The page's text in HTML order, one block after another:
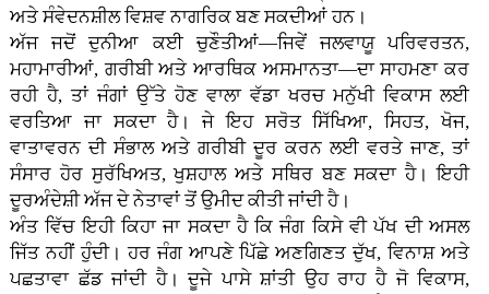
ਅਤੇ ਸੰਵੇਦਨਸ਼ੀਲ ਵਿਸ਼ਵ ਨਾਗਰਿਕ ਬਣ ਸਕਦੀਆਂ ਹਨ।
ਅੱਜ ਜਦੋਂ ਦੁਨੀਆ ਕਈ ਚੁਣੌਤੀਆਂ—ਜਿਵੇਂ ਜਲਵਾਯੂ ਪਰਿਵਰਤਨ,
ਮਹਾਮਾਰੀਆਂ, ਗਰੀਬੀ ਅਤੇ ਆਰਥਿਕ ਅਸਮਾਨਤਾ—ਦਾ ਸਾਹਮਣਾ ਕਰ
ਰਹੀ ਹੈ, ਤਾਂ ਜੰਗਾਂ ਉੱਤੇ ਹੋਣ ਵਾਲਾ ਵੱਡਾ ਖਰਚ ਮਨੁੱਖੀ ਵਿਕਾਸ ਲਈ
ਵਰਤਿਆ ਜਾ ਸਕਦਾ ਹੈ। ਜੇ ਇਹ ਸਰੋਤ ਸਿੱਖਿਆ, ਸਿਹਤ, ਖੋਜ,
ਵਾਤਾਵਰਨ ਦੀ ਸੰਭਾਲ ਅਤੇ ਗਰੀਬੀ ਦੂਰ ਕਰਨ ਲਈ ਵਰਤੇ ਜਾਣ, ਤਾਂ
ਸੰਸਾਰ ਹੋਰ ਸੁਰੱਖਿਅਤ, ਖੁਸ਼ਹਾਲ ਅਤੇ ਸਥਿਰ ਬਣ ਸਕਦਾ ਹੈ। ਇਹੀ
ਦੂਰਅੰਦੇਸ਼ੀ ਅੱਜ ਦੇ ਨੇਤਾਵਾਂ ਤੋਂ ਉਮੀਦ ਕੀਤੀ ਜਾਂਦੀ ਹੈ।
ਅੰਤ ਵਿੱਚ ਇਹੀ ਕਿਹਾ ਜਾ ਸਕਦਾ ਹੈ ਕਿ ਜੰਗ ਕਿਸੇ ਵੀ ਪੱਖ ਦੀ ਅਸਲ
ਜਿੱਤ ਨਹੀਂ ਹੁੰਦੀ। ਹਰ ਜੰਗ ਆਪਣੇ ਪਿੱਛੇ ਅਣਗਿਣਤ ਦੁੱਖ, ਵਿਨਾਸ਼ ਅਤੇ
ਪਛਤਾਵਾ ਛੱਡ ਜਾਂਦੀ ਹੈ। ਦੂਜੇ ਪਾਸੇ ਸ਼ਾਂਤੀ ਉਹ ਰਾਹ ਹੈ ਜੋ ਵਿਕਾਸ,